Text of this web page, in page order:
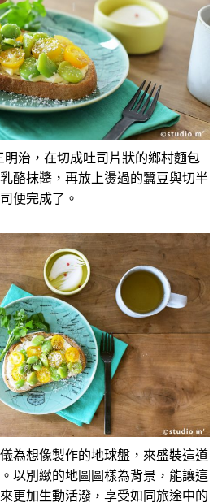
治，在切成吐司片狀的鄉村麵包
酪抹醬，再放上燙過的蠶豆與切半
便完成了。
為想像製作的地球盤，來盛裝這道
以別緻的地圖圖樣為背景，能讓這
更加生動活潑，享受如同旅途中的